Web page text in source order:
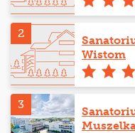
2
Wistom
3